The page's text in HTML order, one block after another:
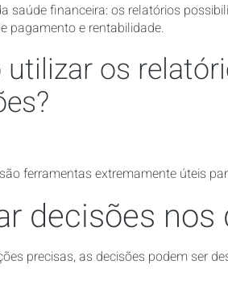
saúde financeira: os relatórios
pagamento e rentabilidade.
utilizar os
ferramentas extremamente úteis
decisões
precisas, as decisões podem ser